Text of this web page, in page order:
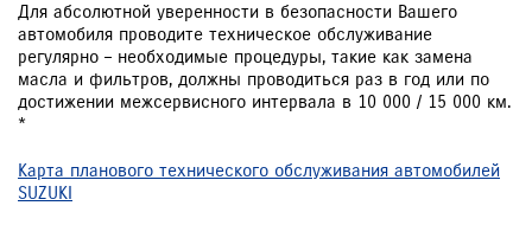
Для абсолютной уверенности в безопасности Вашего
автомобиля проводите техническое обслуживание
регулярно – необходимые процедуры, такие как замена
масла и фильтров, должны проводиться раз в год или по
достижении межсервисного интервала в 10 000 / 15 000 км.
*
Карта планового технического обслуживания автомобилей
SUZUKI